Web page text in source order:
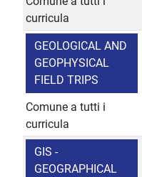
curricula
GEOLOGICAL AND
GEOPHYSICAL
FIELD TRIPS
Comune a tutti i
curricula
GIS -
GEOGRAPHICAL